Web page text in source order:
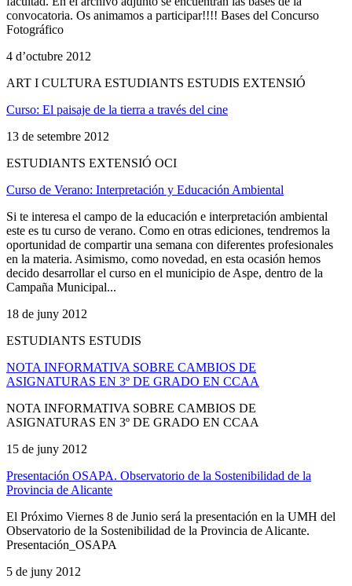
convocatoria. Os animamos a participar!!!! Bases del Concurso
Fotográfico
4 d’octubre 2012
ART I CULTURA ESTUDIANTS ESTUDIS EXTENSIÓ
Curso: El paisaje de la tierra a través del cine
13 de setembre 2012
ESTUDIANTS EXTENSIÓ OCI
Curso de Verano: Interpretación y Educación Ambiental
Si te interesa el campo de la educación e interpretación ambiental
este es tu curso de verano. Como en otras ediciones, tendremos la
oportunidad de compartir una semana con diferentes profesionales
en la materia. Asimismo, como novedad, en esta ocasión hemos
decido desarrollar el curso en el municipio de Aspe, dentro de la
Campaña Municipal...
18 de juny 2012
ESTUDIANTS ESTUDIS
NOTA INFORMATIVA SOBRE CAMBIOS DE
ASIGNATURAS EN 3º DE GRADO EN CCAA
NOTA INFORMATIVA SOBRE CAMBIOS DE
ASIGNATURAS EN 3º DE GRADO EN CCAA
15 de juny 2012
Presentación OSAPA. Observatorio de la Sostenibilidad de la
Provincia de Alicante
El Próximo Viernes 8 de Junio será la presentación en la UMH del
Observatorio de la Sostenibilidad de la Provincia de Alicante.
Presentación_OSAPA
5 de juny 2012